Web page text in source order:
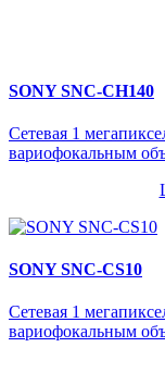
SONY SNC-CH140
Сетевая 1
вариофокальным
SONY SNC-CS10
Сетевая 1
вариофокальным